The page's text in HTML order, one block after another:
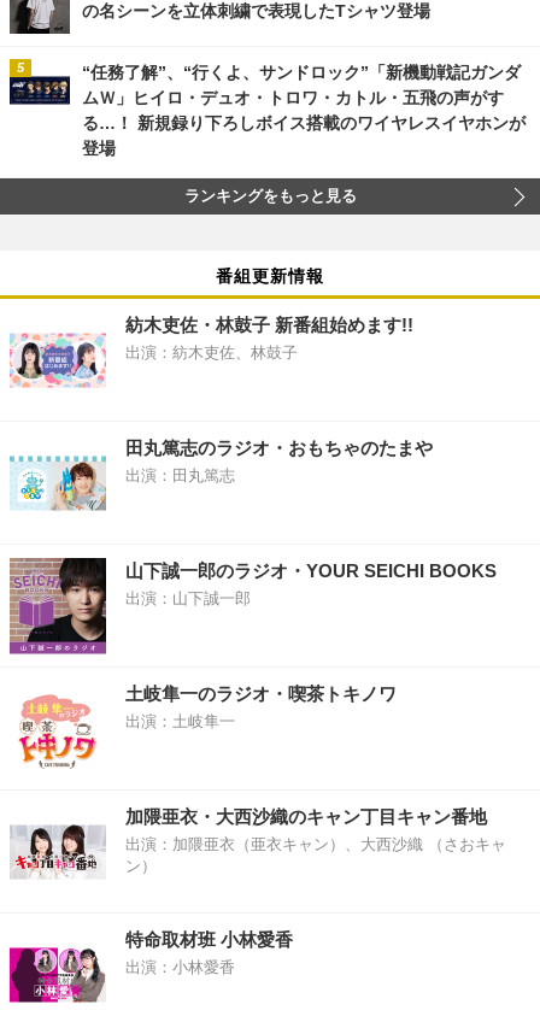
の名シーンを立体刺繍で表現したTシャツ登場
“任務了解”、“行くよ、サンドロック”「新機動戦記ガンダ
ムＷ」ヒイロ・デュオ・トロワ・カトル・五飛の声がす
る…！ 新規録り下ろしボイス搭載のワイヤレスイヤホンが
登場
ランキングをもっと見る
番組更新情報
紡木吏佐・林鼓子 新番組始めます!!
出演：紡木吏佐、林鼓子
田丸篤志のラジオ・おもちゃのたまや
出演：田丸篤志
山下誠一郎のラジオ・YOUR SEICHI BOOKS
出演：山下誠一郎
土岐隼一のラジオ・喫茶トキノワ
出演：土岐隼一
加隈亜衣・大西沙織のキャン丁目キャン番地
出演：加隈亜衣（亜衣キャン）、大西沙織 （さおキャ
ン）
特命取材班 小林愛香
出演：小林愛香